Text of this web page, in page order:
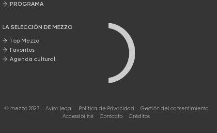
PROGRAMA
LA SELECCIÓN DE MEZZO
Top Mezzo
Favoritos
Agenda cultural
© mezzo 2023 Aviso legal Política de Privacidad
Gestión del consentimiento
Accessibilité
Contacto Créditos